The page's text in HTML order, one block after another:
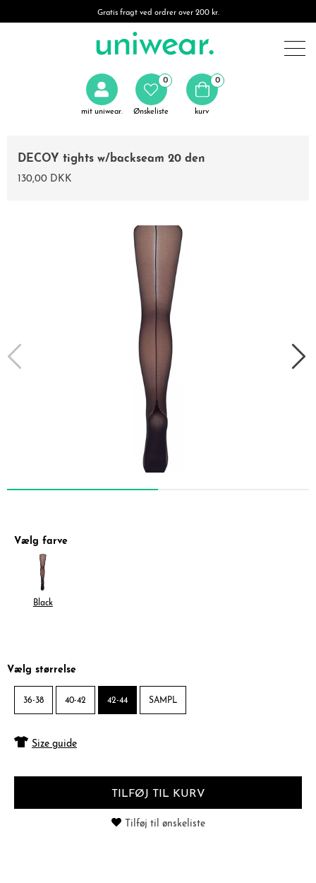
Gratis fragt ved ordrer over 200 kr.
mit uniwear. Ønskeliste
0 0
kurv
DECOY tights w/backseam 20 den
130,00 DKK
Vælg farve
Black
Vælg størrelse
36-38 40-42 42-44 SAMPL
Size guide
TILFØJ TIL KURV
Tilføj til ønskeliste